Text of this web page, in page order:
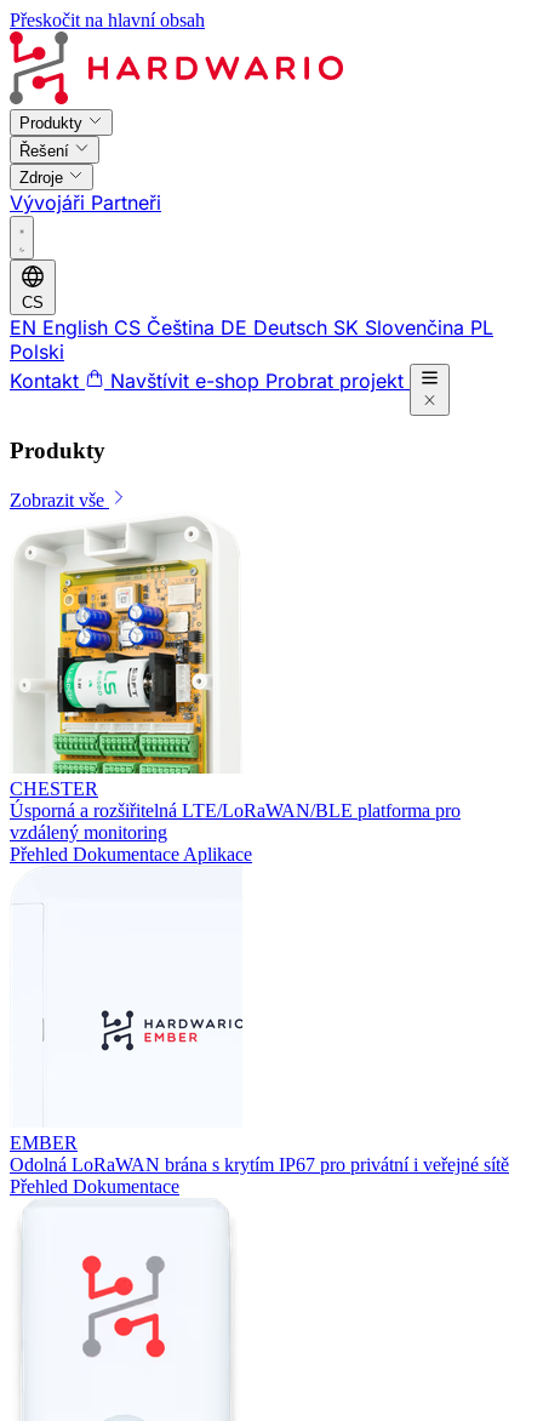
Přeskočit na hlavní obsah
Produkty
Řešení
Zdroje
Vývojáři Partneři
CS
EN English CS Čeština DE Deutsch SK Slovenčina PL
Polski
Kontakt
Navštívit e-shop Probrat projekt
Produkty
Zobrazit vše
CHESTER
Úsporná a rozšiřitelná LTE/LoRaWAN/BLE platforma pro
vzdálený monitoring
Přehled Dokumentace Aplikace
EMBER
Odolná LoRaWAN brána s krytím IP67 pro privátní i veřejné sítě
Přehled Dokumentace